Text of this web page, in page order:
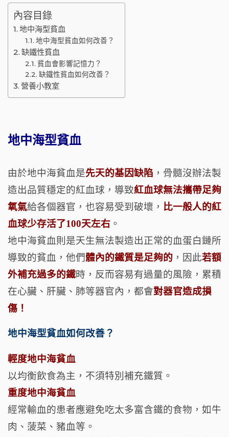
內容目錄
地中海型貧血
地中海型貧血如何改善？
缺鐵性貧血
貧血會影響記憶力？
缺鐵性貧血如何改善？
營養小教室
地中海型貧血
由於地中海貧血是先天的基因缺陷 ，骨髓沒辦法製
造出品質穩定的紅血球，導致紅血球無法攜帶足夠
氧氣給各個器官，也容易受到破壞， 比一般人的紅
血球少存活了100天左右 。
地中海貧血則是天生無法製造出正常的血蛋白鏈所
導致的貧血，他們體內的鐵質是足夠的 ，因此若額
外補充過多的鐵時，反而容易有過量的風險，累積
在心臟、肝臟、肺等器官內，都會對器官造成損
傷！
地中海型貧血如何改善？
輕度地中海貧血
以均衡飲食為主， 不須特別補充鐵質。
重度地中海貧血
經常輸血的患者應避免吃太多富含鐵的食物，如牛
肉、菠菜、豬血等。